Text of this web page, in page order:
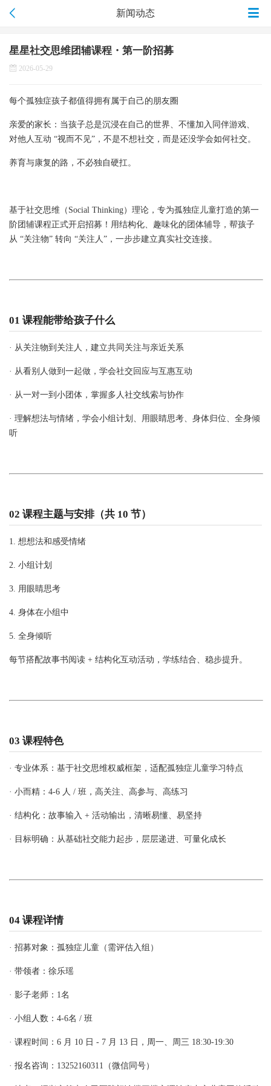
新闻动态
星星社交思维团辅课程・第一阶招募
2026-05-29
每个孤独症孩子都值得拥有属于自己的朋友圈
亲爱的家长：当孩子总是沉浸在自己的世界、不懂加入同伴游戏、
对他人互动 “视而不见”，不是不想社交，而是还没学会如何社交。
养育与康复的路，不必独自硬扛。
基于社交思维（Social Thinking）理论，专为孤独症儿童打造的第一
阶团辅课程正式开启招募！用结构化、趣味化的团体辅导，帮孩子
从 “关注物” 转向 “关注人”，一步步建立真实社交连接。
01 课程能带给孩子什么
· 从关注物到关注人，建立共同关注与亲近关系
· 从看别人做到一起做，学会社交回应与互惠互动
· 从一对一到小团体，掌握多人社交线索与协作
· 理解想法与情绪，学会小组计划、用眼睛思考、身体归位、全身倾
听
02 课程主题与安排（共 10 节）
1. 想想法和感受情绪
2. 小组计划
3. 用眼睛思考
4. 身体在小组中
5. 全身倾听
每节搭配故事书阅读 + 结构化互动活动，学练结合、稳步提升。
03 课程特色
· 专业体系：基于社交思维权威框架，适配孤独症儿童学习特点
· 小而精：4-6 人 / 班，高关注、高参与、高练习
· 结构化：故事输入 + 活动输出，清晰易懂、易坚持
· 目标明确：从基础社交能力起步，层层递进、可量化成长
04 课程详情
· 招募对象：孤独症儿童（需评估入组）
· 带领者：徐乐瑶
· 影子老师：1名
· 小组人数：4-6名 / 班
· 课程时间：6 月 10 日 - 7 月 13 日，周一、周三 18:30-19:30
· 报名咨询：13252160311（微信同号）